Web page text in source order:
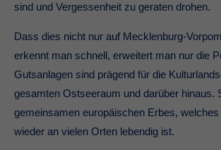
sind und Vergessenheit zu geraten drohen.
Dass dies nicht nur auf Mecklenburg-
erkennt man schnell, erweitert man nur die
Gutsanlagen sind prägend für die
gesamten Ostseeraum und darüber hinaus.
gemeinsamen europäischen Erbes,
wieder an vielen Orten lebendig ist.